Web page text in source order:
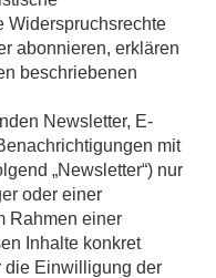
Widerspruchsrechte
abonnieren, erklären
beschriebenen
Newsletter, E-
mit
„Newsletter“) nur
oder einer
Rahmen einer
Inhalte konkret
die Einwilligung der